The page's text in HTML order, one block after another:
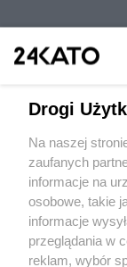
Wydawca
Drogi
Na naszej
zaufanych
informacje na
osobowe, takie
informacje
przeglądania w
reklam, wybór